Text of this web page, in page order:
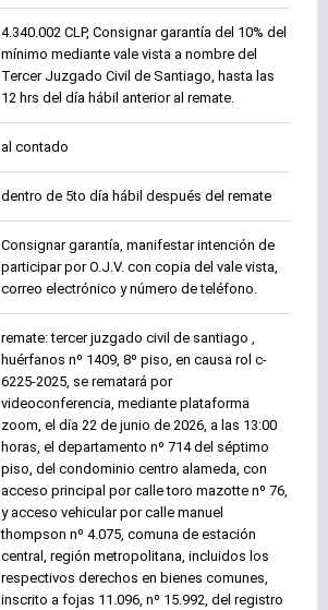
4.340.002 CLP, Consignar garantía del 10% del
mínimo mediante vale vista a nombre del
Tercer Juzgado Civil de Santiago, hasta las
12 hrs del día hábil anterior al remate.
al contado
dentro de 5to día hábil después del remate
Consignar garantía, manifestar intención de
participar por O.J.V. con copia del vale vista,
correo electrónico y número de teléfono.
remate: tercer juzgado civil de santiago ,
huérfanos nº 1409, 8º piso, en causa rol c-
6225-2025, se rematará por
videoconferencia, mediante plataforma
zoom, el día 22 de junio de 2026, a las 13:00
horas, el departamento nº 714 del séptimo
piso, del condominio centro alameda, con
acceso principal por calle toro mazotte nº 76,
y acceso vehicular por calle manuel
thompson nº 4.075, comuna de estación
central, región metropolitana, incluidos los
respectivos derechos en bienes comunes,
inscrito a fojas 11.096, nº 15.992, del registro